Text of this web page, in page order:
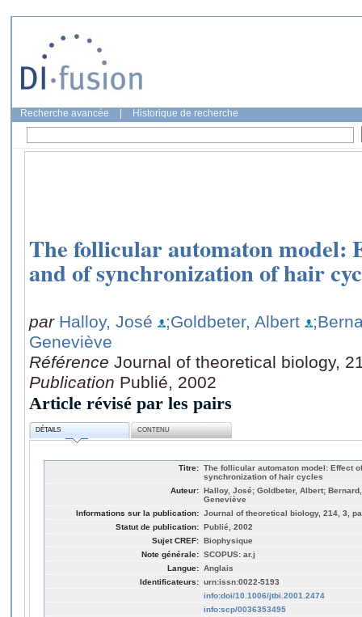
Recherche avancée Historique de recherche
The follicular automaton model:
and of synchronization of hair
par Halloy, José ;Goldbeter, Albert
Geneviève
Référence Journal of theoretical biology,
Publication Publié, 2002
Article révisé par les pairs
DÉTAILS CONTENU
Titre: The follicular automaton model: Effect
synchronization of hair cycles
Auteur: Halloy, José; Goldbeter, Albert;
Geneviève
Informations sur la publication: Journal of theoretical biology, 214, 3,
Statut de publication: Publié, 2002
Sujet CREF: Biophysique
Note générale: SCOPUS: ar.j
Langue: Anglais
Identificateurs: urn:issn:0022-5193
info:doi/10.1006/jtbi.2001.2474
info:scp/0036353495